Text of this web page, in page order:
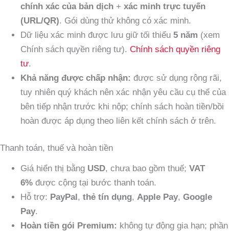
chính xác của bản dịch + xác minh trực tuyến
(URL/QR). Gói dùng thử không có xác minh.
Dữ liệu xác minh được lưu giữ tối thiểu 5 năm (xem
Chính sách quyền riêng tư). Chính sách quyền riêng
tư.
Khả năng được chấp nhận: được sử dụng rộng rãi,
tuy nhiên quý khách nên xác nhận yêu cầu cụ thể của
bên tiếp nhận trước khi nộp; chính sách hoàn tiền/bồi
hoàn được áp dụng theo liên kết chính sách ở trên.
Thanh toán, thuế và hoàn tiền
Giá hiển thị bằng USD, chưa bao gồm thuế; VAT
6% được cộng tại bước thanh toán.
Hỗ trợ: PayPal, thẻ tín dụng, Apple Pay, Google
Pay.
Hoàn tiền gói Premium: không tự động gia hạn; phần